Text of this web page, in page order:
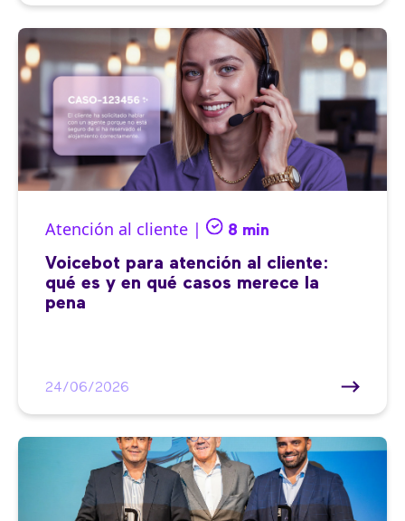
Atención al cliente | 8 min
Voicebot para atención al cliente:
qué es y en qué casos merece la
pena
24/06/2026